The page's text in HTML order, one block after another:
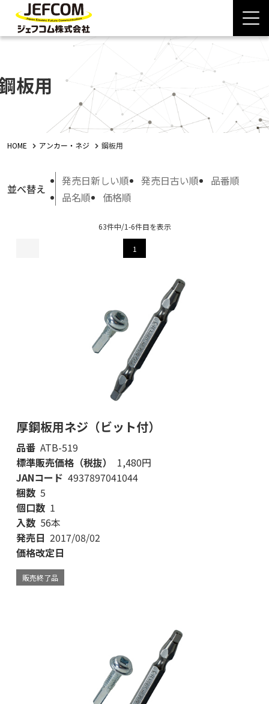
板用
HOME アンカー・ネジ 鋼板用
並べ替え
発売日新しい順 発売日古い順
品番順
品名順
価格順
63件中/1-6件目を表示
1
厚鋼板用ネジ（ビット付）
品番 ATB-519
標準販売価格（税抜）
1,480円
JANコード 4937897041044
梱数 5
個口数 1
入数 56本
発売日 2017/08/02
価格改定日
販売終了品